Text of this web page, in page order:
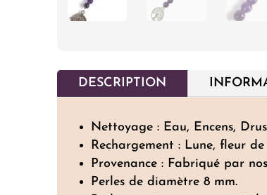
DESCRIPTION
Nettoyage : Eau, Encens,
Rechargement : Lune, fleur
Provenance : Fabriqué par
Perles de diamètre 8 mm.